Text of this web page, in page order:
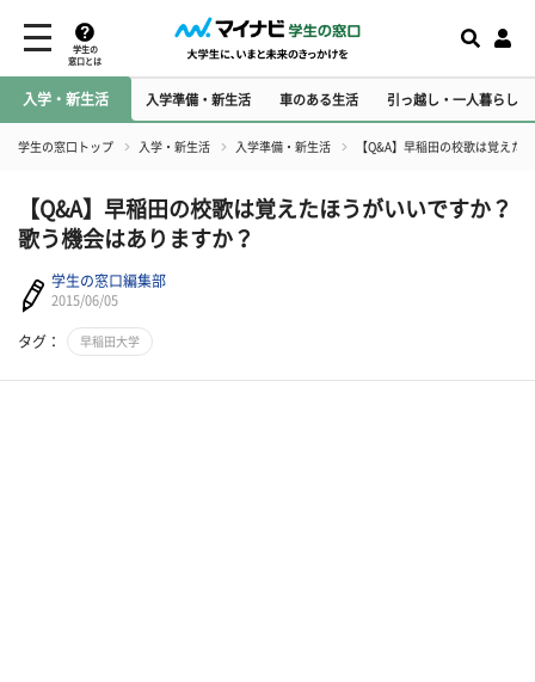
学生の
窓口とは
入学・新生活 入学準備・新生活 車のある生活 引っ越し・一人暮らし
学生の窓口トップ 入学・新生活 入学準備・新生活 【Q&A】早稲田の校歌は覚えた
【Q&A】早稲田の校歌は覚えたほうがいいですか？
歌う機会はありますか？
学生の窓口編集部
2015/06/05
タグ： 早稲田大学